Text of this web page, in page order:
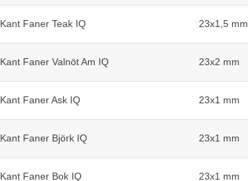
Kant Faner Teak IQ 23x1,5 mm
Kant Faner Valnöt Am IQ 23x2 mm
Kant Faner Ask IQ 23x1 mm
Kant Faner Björk IQ 23x1 mm
Kant Faner Bok IQ 23x1 mm